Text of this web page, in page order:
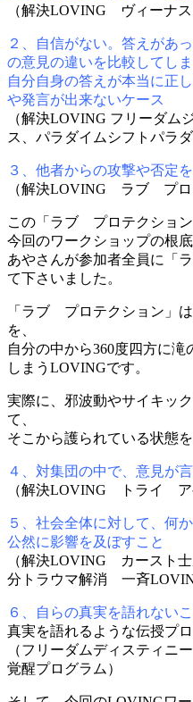
（解決LOVING ヴィーナス
２、自信がない。答えがあ
の意見の違いを比較してしま
自分自身の答えが本当に正
や発言が出来ないケース
（解決LOVING フリーダム
ス、パラダイムシフトパラダ
３、他者からの攻撃や否定
（解決LOVING ラブ プロ
この「ラブ プロテクション
今回のワークショップの根
あやさんが参加者全員に「
て下さいました。
「ラブ プロテクション」
を、
自分の中から360度四方に
しまうLOVINGです。
実際に、邪波動やサイキッ
て、
そこから護られている状態
４、対集団の中で、意見が
（解決LOVING トライ ア
５、社会全体に対して、何
公然に影響を及ぼすこと
（解決LOVING カースト
分トラウマ解消 一斉
６、自らの真実を語れない
真実を語れるような伝授プ
（フリーダムディスティ
覚醒プログラム）